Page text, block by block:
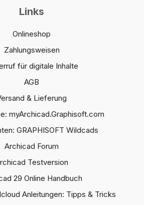
Links
Onlineshop
Zahlungsweisen
für digitale Inhalte
AGB
& Lieferung
myArchicad.Graphisoft.com
GRAPHISOFT Wildcads
Archicad Forum
Testversion
29 Online Handbuch
Anleitungen: Tipps & Tricks